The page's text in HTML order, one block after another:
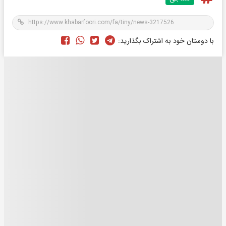
با دوستان خود به اشتراک بگذارید: